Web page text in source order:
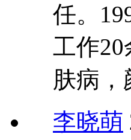
任。
工作
肤病
李晓萌